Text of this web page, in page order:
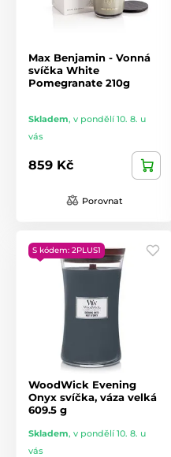
Max Benjamin - Vonná
svíčka White
Pomegranate 210g
Skladem, v pondělí 10. 8. u
vás
859 Kč
Porovnat
S kódem: 2PLUS1
WoodWick Evening
Onyx svíčka, váza velká
609.5 g
Skladem, v pondělí 10. 8. u
vás